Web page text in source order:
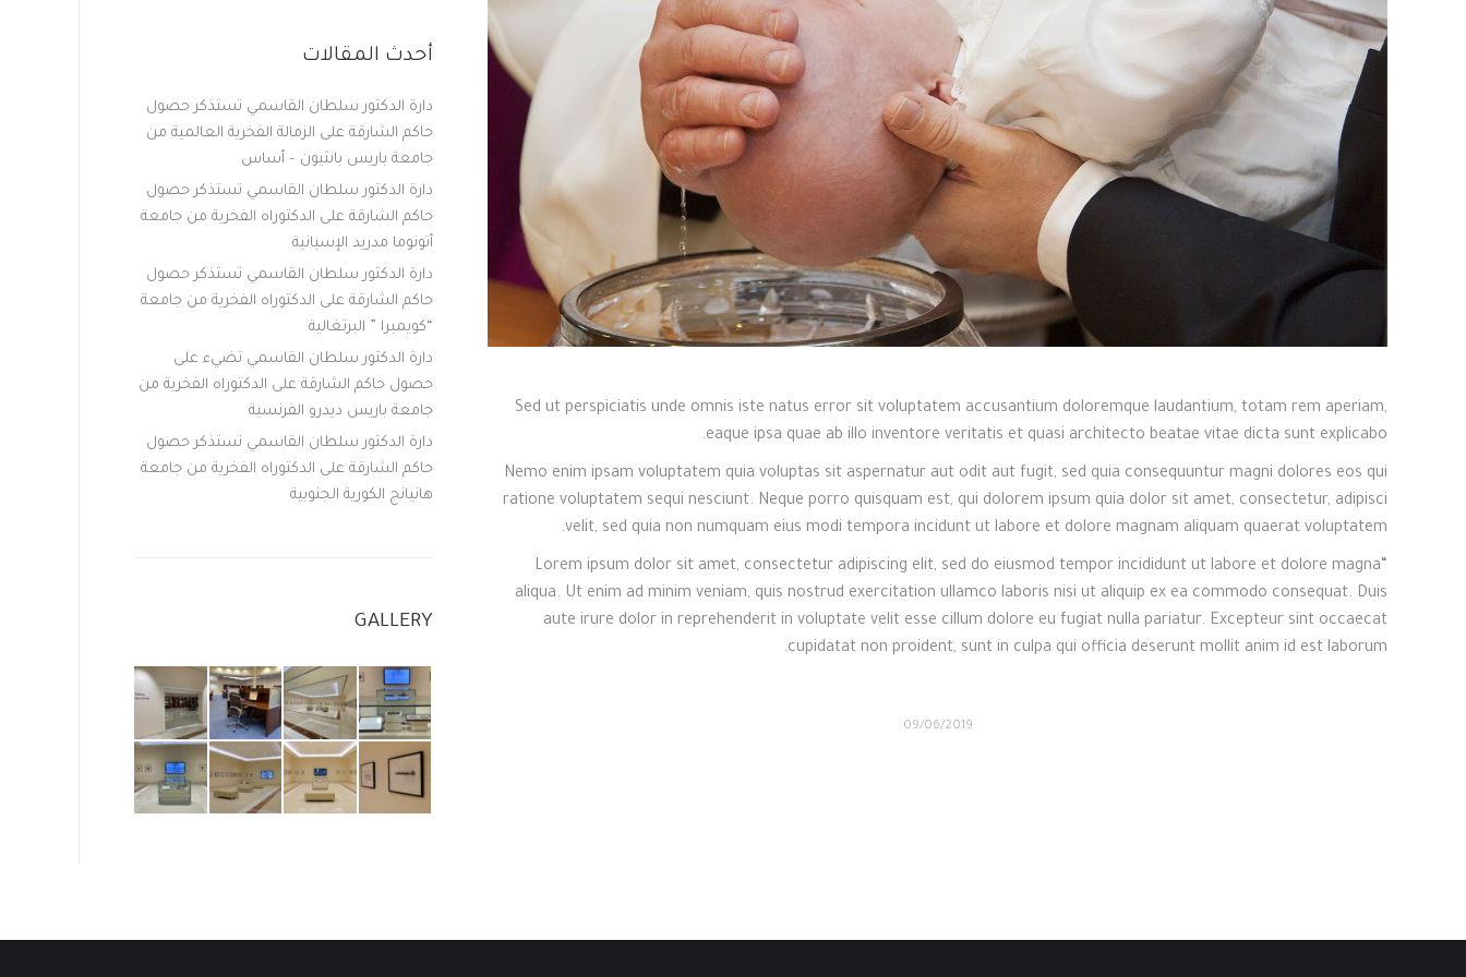
Sed ut perspiciatis unde omnis iste natus error sit voluptatem accusantium doloremque laudantium, totam rem aperiam,
eaque ipsa quae ab illo inventore veritatis et quasi architecto beatae vitae dicta sunt explicabo.
Nemo enim ipsam voluptatem quia voluptas sit aspernatur aut odit aut fugit, sed quia consequuntur magni dolores eos qui
ratione voluptatem sequi nesciunt. Neque porro quisquam est, qui dolorem ipsum quia dolor sit amet, consectetur, adipisci
velit, sed quia non numquam eius modi tempora incidunt ut labore et dolore magnam aliquam quaerat voluptatem.
“Lorem ipsum dolor sit amet, consectetur adipiscing elit, sed do eiusmod tempor incididunt ut labore et dolore magna
aliqua. Ut enim ad minim veniam, quis nostrud exercitation ullamco laboris nisi ut aliquip ex ea commodo consequat. Duis
aute irure dolor in reprehenderit in voluptate velit esse cillum dolore eu fugiat nulla pariatur. Excepteur sint occaecat
cupidatat non proident, sunt in culpa qui officia deserunt mollit anim id est laborum.
09/06/2019
أحدث المقالات
دارة الدكتور سلطان القاسمي تستذكر حصول
حاكم الشارقة على الزمالة الفخرية العالمية من
جامعة باريس بانثيون – أساس
دارة الدكتور سلطان القاسمي تستذكر حصول
حاكم الشارقة على الدكتوراه الفخرية من جامعة
أتونوما مدريد الإسبانية
دارة الدكتور سلطان القاسمي تستذكر حصول
حاكم الشارقة على الدكتوراه الفخرية من جامعة
“كويمبرا ” البرتغالية
دارة الدكتور سلطان القاسمي تضيء على
حصول حاكم الشارقة على الدكتوراه الفخرية من
جامعة باريس ديدرو الفرنسية
دارة الدكتور سلطان القاسمي تستذكر حصول
حاكم الشارقة على الدكتوراه الفخرية من جامعة
هانيانج الكورية الجنوبية
GALLERY